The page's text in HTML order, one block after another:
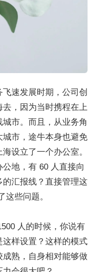
速发展时期，公司创
，因为当时携程在上
市。而且，从业务角
市，途牛本身也避免
设立了一个办公室。
地，有 60 人直接向
汇报线？直接管理这
这些问题。
人的时候，你说有
样设置？这样的模式
熟，自身相对能够做